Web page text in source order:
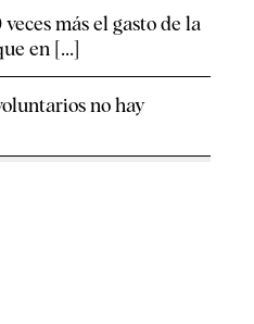
veces más el gasto de la
en [...]
no hay